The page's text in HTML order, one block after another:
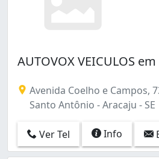
AUTOVOX VEICULOS
Avenida Coelho e Campos,
Santo Antônio - Aracaju - SE
Ver Tel Info